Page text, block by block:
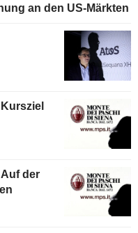
an den US-Märkten
der